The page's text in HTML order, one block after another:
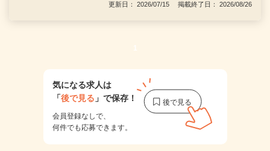
更新日： 2026/07/15 掲載終了日： 2026/08/26
1
気になる求人は
「後で見る 」で保存！
会員登録なしで、
何件でも応募できます。